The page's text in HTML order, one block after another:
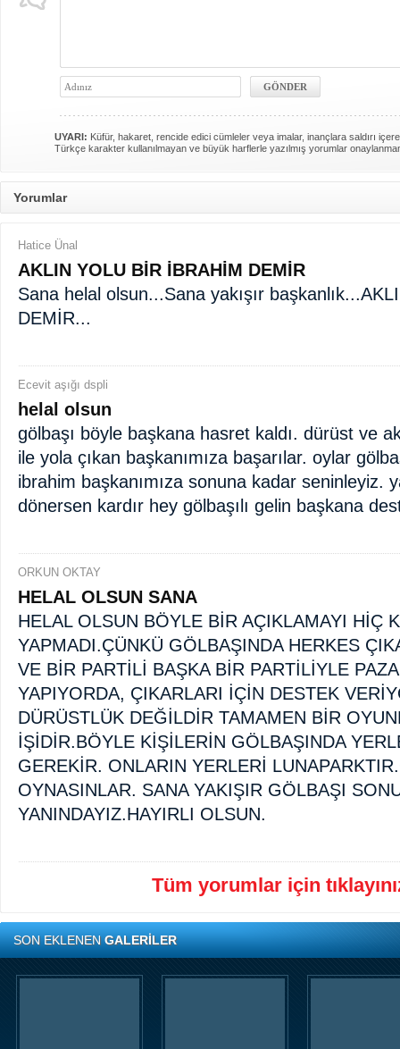
UYARI: Küfür, hakaret, rencide edici cümleler veya imalar, inançlara saldırı
Türkçe karakter kullanılmayan ve büyük harflerle yazılmış yorumlar
Yorumlar
Hatice Ünal
AKLIN YOLU BİR İBRAHİM DEMİR
Sana helal olsun...Sana yakışır
DEMİR...
Ecevit aşığı dspli
helal olsun
gölbaşı böyle başkana hasret kaldı. dürüst ve
ile yola çıkan başkanımıza başarılar. oylar
ibrahim başkanımıza sonuna kadar seninleyiz.
dönersen kardır hey gölbaşılı gelin başkana
ORKUN OKTAY
HELAL OLSUN SANA
HELAL OLSUN BÖYLE BİR AÇIKLAMAYI HİÇ
YAPMADI.ÇÜNKÜ GÖLBAŞINDA HERKES
VE BİR PARTİLİ BAŞKA BİR PARTİLİYLE
YAPIYORDA, ÇIKARLARI İÇİN DESTEK
DÜRÜSTLÜK DEĞİLDİR TAMAMEN BİR
İŞİDİR.BÖYLE KİŞİLERİN GÖLBAŞINDA
GEREKİR. ONLARIN YERLERİ
OYNASINLAR. SANA YAKIŞIR GÖLBAŞI
YANINDAYIZ.HAYIRLI OLSUN.
Tüm yorumlar için
SON EKLENENGALERİLER